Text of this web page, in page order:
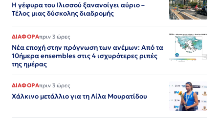
Η γέφυρα του Ιλισσού ξανανοίγει αύριο –
Τέλος μιας δύσκολης διαδρομής
ΔΙΑΦΟΡΑπριν 3 ώρες
Νέα εποχή στην πρόγνωση των ανέμων: Από τα
10ήμερα ensembles στις 4 ισχυρότερες ριπές
της ημέρας
ΔΙΑΦΟΡΑπριν 3 ώρες
Χάλκινο μετάλλιο για τη Λίλα Μουρατίδου